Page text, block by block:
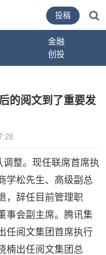
金融
创投
投稿
的阅文到了重要发
整。现任联席首席执
学松先生、高级副总
，辞任目前管理职
事会副主席。腾讯集
任阅文集团首席执行
楠出任阅文集团总